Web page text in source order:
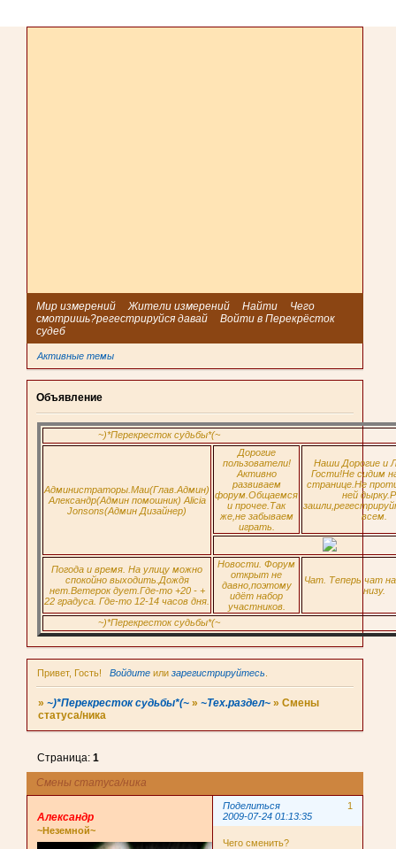
Мир измерений Жители измерений Найти
Чего
смотришь?регестрируйся давай
Войти в Перекрёсток
судеб
Активные темы
Объявление
~)*Перекресток судьбы*(~
Администраторы.Маи(Глав.Админ)
Александр(Админ помошник) Alicia
Jonsons(Админ Дизайнер)
Дорогие
пользователи!
Активно
развиваем
форум.Общаемся
и прочее.Так
же,не забываем
играть.
Наши Дорогие и
Гости!Не сидим
странице.Не
ней
всем.
Погода и время. На улицу можно
спокойно выходить.Дождя
нет.Ветерок дует.Где-то +20 - +
22 градуса. Где-то 12-14 часов дня.
Новости. Форум
открыт не
давно,поэтому
идёт набор
участников.
Чат. Теперь чат
низу.
~)*Перекресток судьбы*(~
Привет, Гость! Войдитеили зарегистрируйтесь
»~)*Перекресток судьбы*(~ »~Тех.раздел~ »Смены
статуса/ника
Смены статуса/ника
Страница:1
Поделиться
1
2009-07-24 01:13:35
Александр
~Неземной~
Чего сменить?